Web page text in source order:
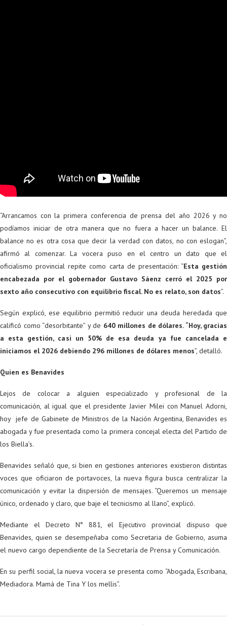
“Arrancamos con la primera conferencia de prensa del año 2026 y no
podíamos iniciar de otra manera que no fuera a hacer un balance. El
balance no es otra cosa que decir la verdad con datos, no con eslogan”,
afirmó al comenzar. La vocera puso en el centro un dato que el
oficialismo provincial repite como carta de presentación: “Esta gestión
encabezada por el gobernador Gustavo Sáenz cerró el 2025 por
sexto año consecutivo con equilibrio fiscal. No es relato, son datos”.
Según explicó, ese equilibrio permitió reducir una deuda heredada que
calificó como “desorbitante” y de 640 millones de dólares. “Hoy, gracias
a esta gestión, casi un 50% de esa deuda ya fue cancelada e
iniciamos el 2026 debiendo 296 millones de dólares menos”, detalló.
Quien es Benavides
Lejos de colocar a alguien especializado y profesional de la
comunicación, al igual que el presidente Javier Milei con Manuel Adorni,
hoy jefe de Gabinete de Ministros de la Nación Argentina, Benavides es
abogada y fue presentada como la primera concejal electa del Partido de
los Biella’s.
​Benavides señaló que, si bien en gestiones anteriores existieron distintas
voces que oficiaron de portavoces, la nueva figura busca centralizar la
comunicación y evitar la dispersión de mensajes. “Queremos un mensaje
único, ordenado y claro, que baje el tecnicismo al llano”, explicó.
Mediante el Decreto N° 881, el Ejecutivo provincial dispuso que
Benavides, quien se desempeñaba como Secretaria de Gobierno, asuma
el nuevo cargo dependiente de la Secretaría de Prensa y Comunicación.
En su perfil social, la nueva vocera se presenta como “Abogada, Escribana,
Mediadora. Mamá de Tina Y los mellis”.